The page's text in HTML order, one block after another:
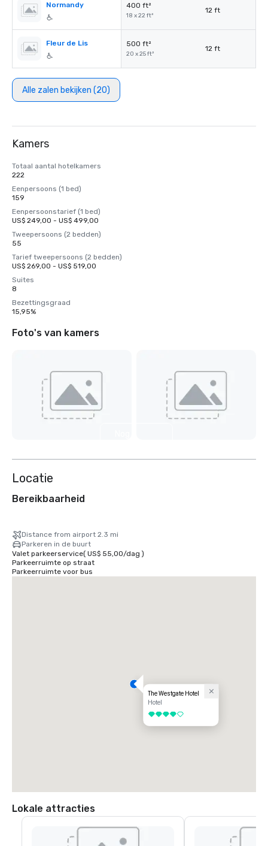
Normandy 400 ft²
18 x 22 ft²
12 ft
Fleur de Lis 500 ft²
20 x 25 ft²
12 ft
Alle zalen bekijken (20)
Kamers
Totaal aantal hotelkamers
222
Eenpersoons (1 bed)
159
Eenpersoonstarief (1 bed)
US$ 249,00 - US$ 499,00
Tweepersoons (2 bedden)
55
Tarief tweepersoons (2 bedden)
US$ 269,00 - US$ 519,00
Suites
8
Bezettingsgraad
15,95%
Foto's van kamers
Locatie
Bereikbaarheid
Distance from airport 2.3 mi
Parkeren in de buurt
Valet parkeerservice( US$ 55,00/dag )
Parkeerruimte op straat
Parkeerruimte voor bus
The Westgate Hotel
Hotel
4 van 5
Lokale attracties